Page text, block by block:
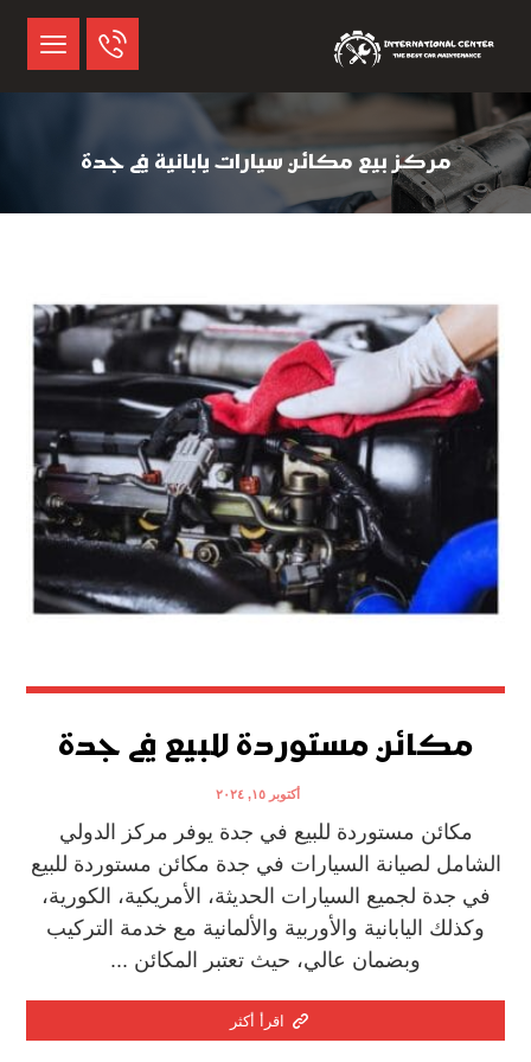
مركز بيع مكائن سيارات يابانية في جدة
مكائن مستوردة للبيع في جدة
أكتوبر ١٥, ٢٠٢٤
مكائن مستوردة للبيع في جدة يوفر مركز الدولي
الشامل لصيانة السيارات في جدة مكائن مستوردة للبيع
في جدة لجميع السيارات الحديثة، الأمريكية، الكورية،
وكذلك اليابانية والأوربية والألمانية مع خدمة التركيب
وبضمان عالي، حيث تعتبر المكائن ...
اقرأ أكثر